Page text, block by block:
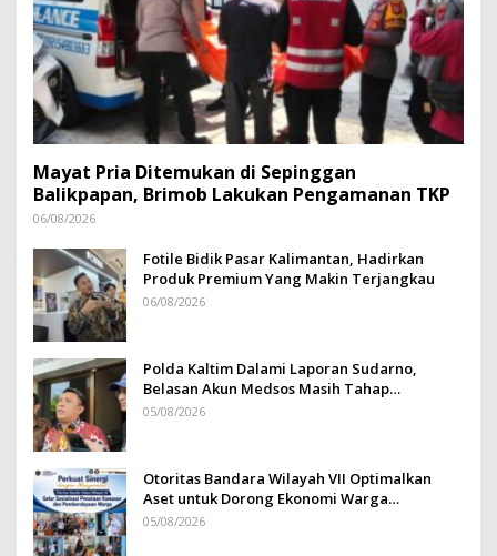
Mayat Pria Ditemukan di Sepinggan
Balikpapan, Brimob Lakukan Pengamanan TKP
06/08/2026
Fotile Bidik Pasar Kalimantan, Hadirkan
Produk Premium Yang Makin Terjangkau
06/08/2026
Polda Kaltim Dalami Laporan Sudarno,
Belasan Akun Medsos Masih Tahap
Penyelidikan
05/08/2026
Otoritas Bandara Wilayah VII Optimalkan
Aset untuk Dorong Ekonomi Warga
Sepinggan
05/08/2026